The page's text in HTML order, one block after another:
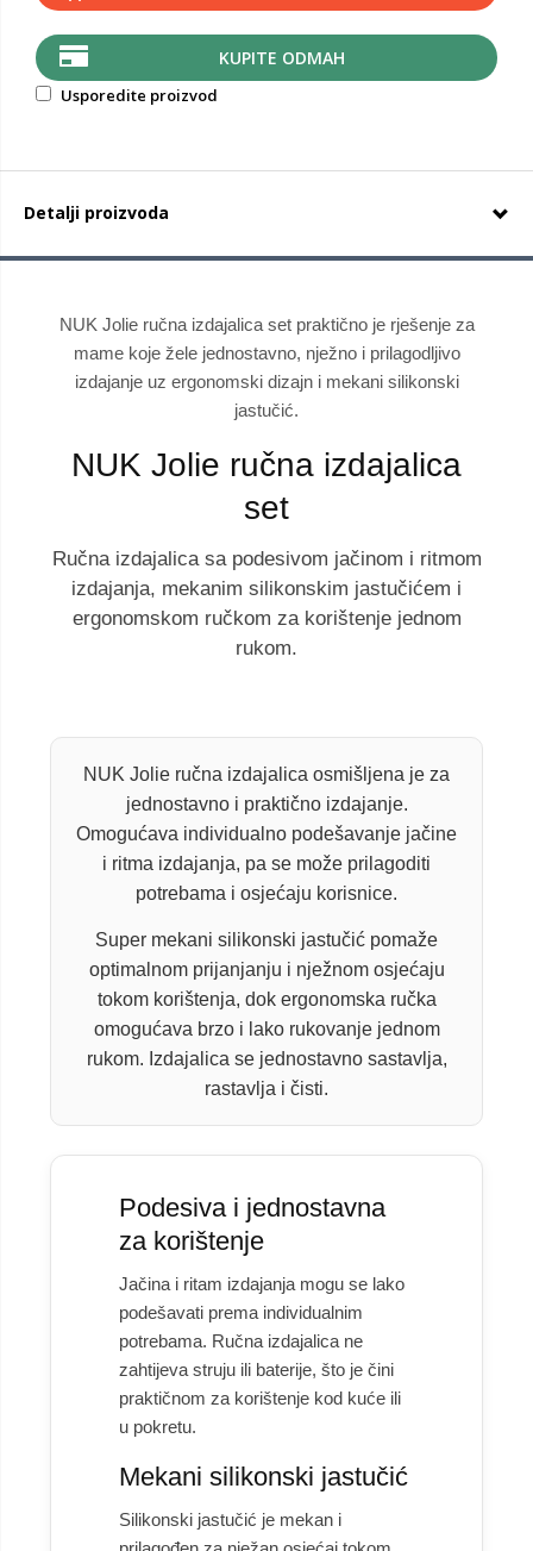
KUPITE ODMAH
Usporedite proizvod
Detalji proizvoda
NUK Jolie ručna izdajalica set praktično je rješenje za
mame koje žele jednostavno, nježno i prilagodljivo
izdajanje uz ergonomski dizajn i mekani silikonski
jastučić.
NUK Jolie ručna izdajalica
set
Ručna izdajalica sa podesivom jačinom i ritmom
izdajanja, mekanim silikonskim jastučićem i
ergonomskom ručkom za korištenje jednom
rukom.
NUK Jolie ručna izdajalica osmišljena je za
jednostavno i praktično izdajanje.
Omogućava individualno podešavanje jačine
i ritma izdajanja, pa se može prilagoditi
potrebama i osjećaju korisnice.
Super mekani silikonski jastučić pomaže
optimalnom prijanjanju i nježnom osjećaju
tokom korištenja, dok ergonomska ručka
omogućava brzo i lako rukovanje jednom
rukom. Izdajalica se jednostavno sastavlja,
rastavlja i čisti.
Podesiva i jednostavna
za korištenje
Jačina i ritam izdajanja mogu se lako
podešavati prema individualnim
potrebama. Ručna izdajalica ne
zahtijeva struju ili baterije, što je čini
praktičnom za korištenje kod kuće ili
u pokretu.
Mekani silikonski jastučić
Silikonski jastučić je mekan i